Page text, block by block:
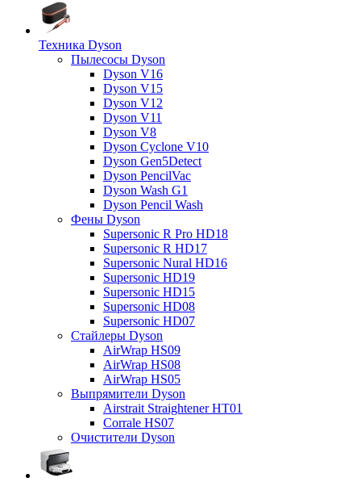
Техника Dyson
Пылесосы Dyson
Dyson V16
Dyson V15
Dyson V12
Dyson V11
Dyson V8
Dyson Cyclone V10
Dyson Gen5Detect
Dyson PencilVac
Dyson Wash G1
Dyson Pencil Wash
Фены Dyson
Supersonic R Pro HD18
Supersonic R HD17
Supersonic Nural HD16
Supersonic HD19
Supersonic HD15
Supersonic HD08
Supersonic HD07
Стайлеры Dyson
AirWrap HS09
AirWrap HS08
AirWrap HS05
Выпрямители Dyson
Airstrait Straightener HT01
Corrale HS07
Очистители Dyson